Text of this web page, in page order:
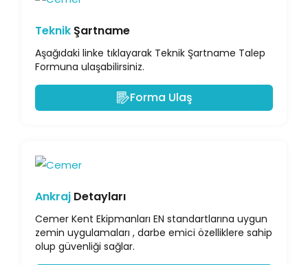
Teknik Şartname
Aşağıdaki linke tıklayarak Teknik Şartname Talep
Formuna ulaşabilirsiniz.
Forma Ulaş
Ankraj Detayları
Cemer Kent Ekipmanları EN standartlarına uygun
zemin uygulamaları , darbe emici özelliklere sahip
olup güvenliği sağlar.